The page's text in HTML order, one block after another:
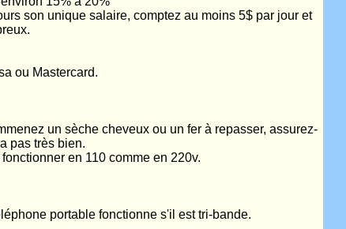
son unique salaire, comptez au moins 5$ par jour et
ou Mastercard.
un sèche cheveux ou un fer à repasser, assurez-
pas très bien.
en 110 comme en 220v.
portable fonctionne s'il est tri-bande.